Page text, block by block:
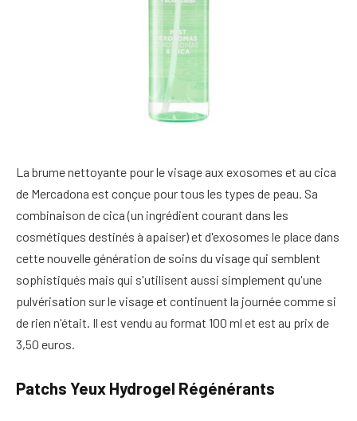
La brume nettoyante pour le visage aux exosomes et au cica
de Mercadona est conçue pour tous les types de peau. Sa
combinaison de cica (un ingrédient courant dans les
cosmétiques destinés à apaiser) et d'exosomes le place dans
cette nouvelle génération de soins du visage qui semblent
sophistiqués mais qui s'utilisent aussi simplement qu'une
pulvérisation sur le visage et continuent la journée comme si
de rien n'était. Il est vendu au format 100 ml et est au prix de
3,50 euros.
Patchs Yeux Hydrogel Régénérants